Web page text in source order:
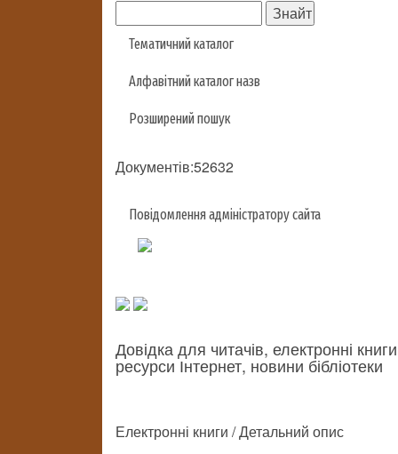
Тематичний каталог
Алфавітний каталог назв
Розширений пошук
Документів:52632
Повідомлення адміністратору сайта
Довідка для читачів, електронні
ресурси Інтернет, новини бібліотеки
Електронні книги / Детальний опис